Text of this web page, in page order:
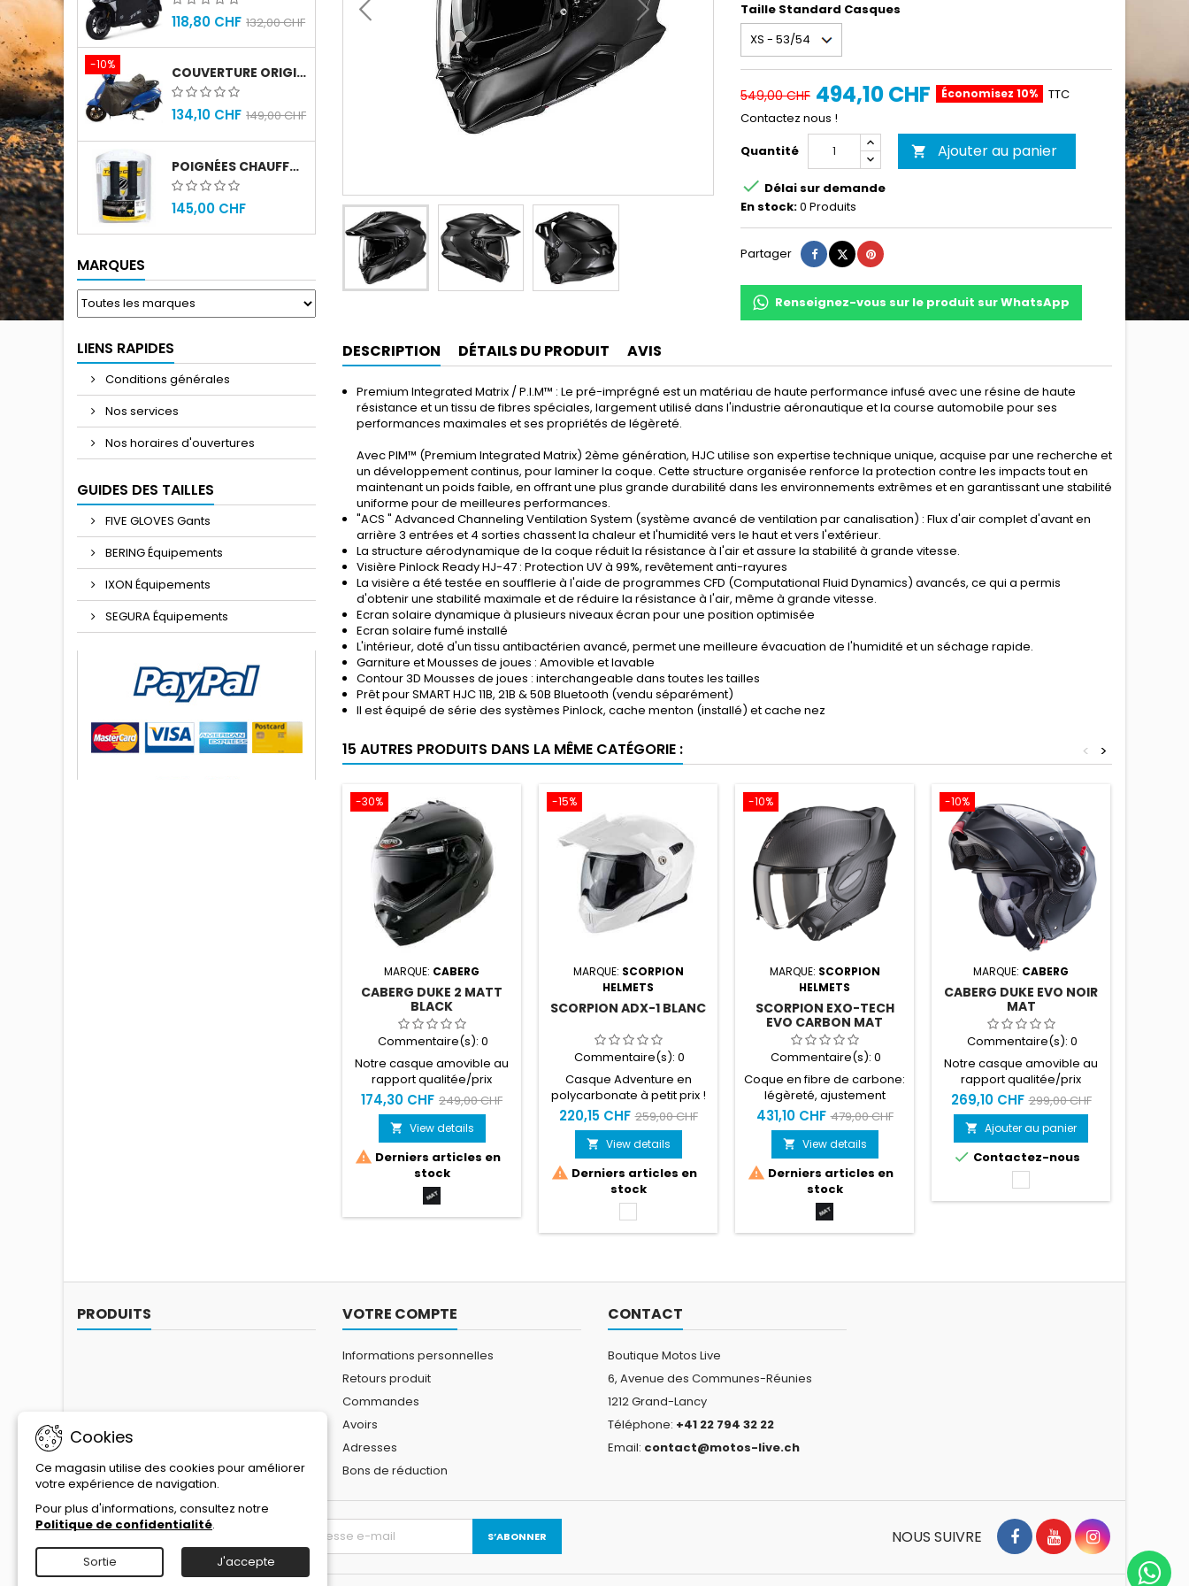
118,80 CHF 132,00 CHF
-10% COUVERTURE ORIGINAL SYM FIDDLE 4
134,10 CHF 149,00 CHF
POIGNÉES CHAUFFANTES GOLD PREMIUM 120MM
145,00 CHF
MARQUES
LIENS RAPIDES
Conditions générales
Nos services
Nos horaires d'ouvertures
GUIDES DES TAILLES
FIVE GLOVES Gants
BERING Équipements
IXON Équipements
SEGURA Équipements
Taille Standard Casques
549,00 CHF 494,10 CHF Économisez 10%
TTC
Contactez nous !
Quantité
 Ajouter au panier
 Délai sur demande
En stock:0 Produits
Partager Partager
TweetPinterest
Renseignez-vous sur le produit sur WhatsApp
DESCRIPTION DÉTAILS DU PRODUIT AVIS
Premium Integrated Matrix / P.I.M™ : Le pré-imprégné est un matériau de haute performance infusé avec une résine de haute
résistance et un tissu de fibres spéciales, largement utilisé dans l'industrie aéronautique et la course automobile pour ses
performances maximales et ses propriétés de légèreté.
Avec PIM™ (Premium Integrated Matrix) 2ème génération, HJC utilise son expertise technique unique, acquise par une recherche et
un développement continus, pour laminer la coque. Cette structure organisée renforce la protection contre les impacts tout en
maintenant un poids faible, en offrant une plus grande durabilité dans les environnements extrêmes et en garantissant une stabilité
uniforme pour de meilleures performances.
"ACS " Advanced Channeling Ventilation System (système avancé de ventilation par canalisation) : Flux d'air complet d'avant en
arrière 3 entrées et 4 sorties chassent la chaleur et l'humidité vers le haut et vers l'extérieur.
La structure aérodynamique de la coque réduit la résistance à l'air et assure la stabilité à grande vitesse.
Visière Pinlock Ready HJ-47 : Protection UV à 99%, revêtement anti-rayures
La visière a été testée en soufflerie à l'aide de programmes CFD (Computational Fluid Dynamics) avancés, ce qui a permis
d'obtenir une stabilité maximale et de réduire la résistance à l'air, même à grande vitesse.
Ecran solaire dynamique à plusieurs niveaux écran pour une position optimisée
Ecran solaire fumé installé
L'intérieur, doté d'un tissu antibactérien avancé, permet une meilleure évacuation de l'humidité et un séchage rapide.
Garniture et Mousses de joues : Amovible et lavable
Contour 3D Mousses de joues : interchangeable dans toutes les tailles
Prêt pour SMART HJC 11B, 21B & 50B Bluetooth (vendu séparément)
Il est équipé de série des systèmes Pinlock, cache menton (installé) et cache nez
15 AUTRES PRODUITS DANS LA MÊME CATÉGORIE : >
<
-30%
MARQUE: CABERG
CABERG DUKE 2 MATT
BLACK
Commentaire(s): 0
Notre casque amovible au
rapport qualitée/prix
incontournable
174,30 CHF 249,00 CHF
 View details
 Derniers articles en
stock
Noir
mat
-15%
MARQUE: SCORPION
HELMETS
SCORPION ADX-1 BLANC
Commentaire(s): 0
Casque Adventure en
polycarbonate à petit prix !
220,15 CHF 259,00 CHF
 View details
 Derniers articles en
stock
-10%
MARQUE: SCORPION
HELMETS
SCORPION EXO-TECH
EVO CARBON MAT
Commentaire(s): 0
Coque en fibre de carbone:
légèreté, ajustement
supérieur et confort Écran
solaire fumé et
réglable.Remplacement de
l’écran RapidFire™,
démontage aisé sans outil.
Visière Dark Smoke (Fumé
foncé) inclusBoucle
micrométrique: facile à
manipuler et ajustable.
431,10 CHF 479,00 CHF
 View details
 Derniers articles en
stock
Noir
mat
-10%
MARQUE: CABERG
CABERG DUKE EVO NOIR
MAT
Commentaire(s): 0
Notre casque amovible au
rapport qualitée/prix
incontournable
269,10 CHF 299,00 CHF
 Ajouter au panier
 Contactez-nous
PRODUITS VOTRE COMPTE
Informations personnelles
Retours produit
Commandes
Avoirs
Adresses
Bons de réduction
CONTACT
Boutique Motos Live
6, Avenue des Communes-Réunies
1212 Grand-Lancy
Téléphone: +41 22 794 32 22
Email: contact@motos-live.ch
Cookies
Ce magasin utilise des cookies pour améliorer
votre expérience de navigation.
Pour plus d'informations, consultez notre
Politique de confidentialité.
Sortie J'accepte
LETTRE D'INFORMATIONS Facebook
YouTubeInstagram
NOUS SUIVRE